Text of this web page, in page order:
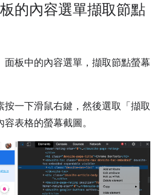
的內容選單擷取節點
面板中的內容選單，擷取節點螢幕
按一下滑鼠右鍵，然後選取「擷取
容表格的螢幕截圖。